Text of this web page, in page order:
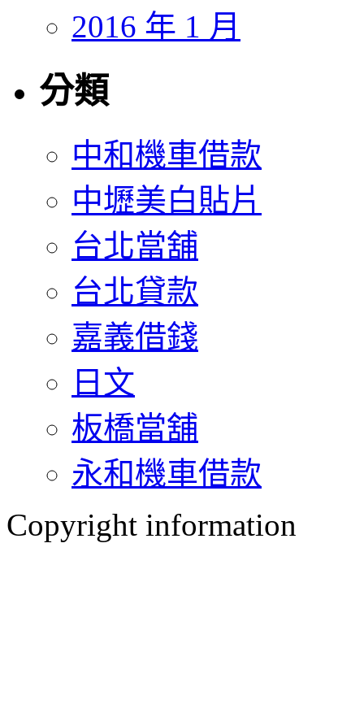
2016 年 1 月
分類
中和機車借款
中壢美白貼片
台北當舖
台北貸款
嘉義借錢
日文
板橋當舖
永和機車借款
Copyright information